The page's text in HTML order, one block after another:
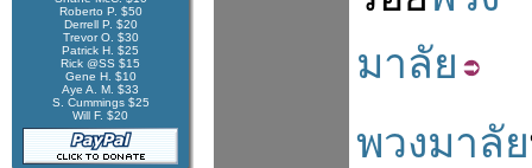
Roberto P. $50
Derrell P. $20
Trevor O. $30
Patrick H. $25
Rick @SS $15
Gene H. $10
Aye A. M. $33
S. Cummings $25
Will F. $20
มาลัย
พวงมาลัย